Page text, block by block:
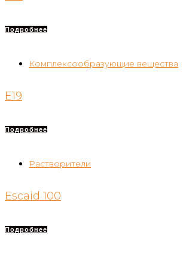
Подробнее
Комплексообразующие вещества
E19
Подробнее
Растворители
Escaid 100
Подробнее